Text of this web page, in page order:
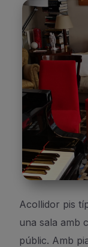
Acollidor pis
una sala amb
públic. Amb